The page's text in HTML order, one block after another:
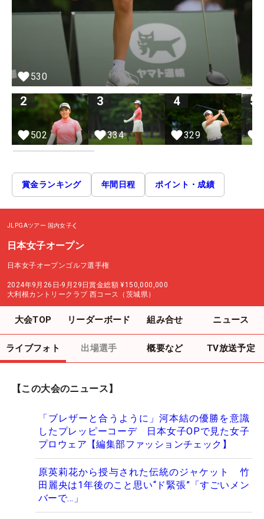
530
2
502
3
334
4
329
5
賞金ランキング 年間日程 ポイント・成績
JLPGAツアー 国内女子
日本女子オープン
日本女子オープンゴルフ選手権
2024年9月26日-9月29日賞金総額 ¥150,000,000
大利根カントリークラブ 西コース（茨城県）
大会TOP リーダーボード 組み合せ ニュース
ライブフォト 出場選手 概要など TV放送予定
【この大会のニュース】
「ブレザーと合うように」河本結の優勝を意識
したプレッピーコーデ 日本女子OPで見た女子
プロウェア【編集部ファッションチェック】
原英莉花から授与された伝統のジャケット 竹
田麗央は1年後のこと思い“ド緊張”「すごいメン
バーで…」